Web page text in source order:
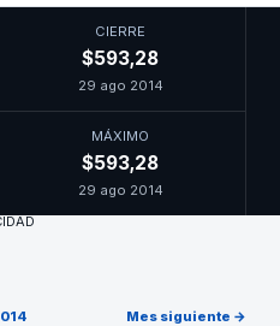
CIERRE
$593,28
29 ago 2014
MÁXIMO
$593,28
29 ago 2014
Mes siguiente →